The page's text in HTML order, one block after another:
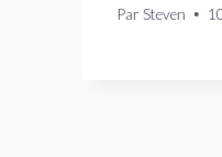
Par Steven